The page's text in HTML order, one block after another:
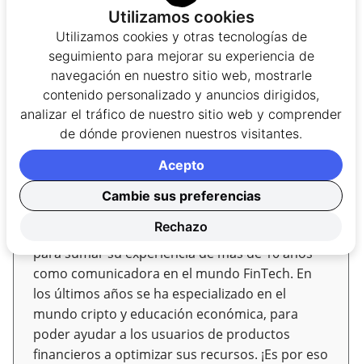
Pronto se celebrará el SBC Summit
Latinoamérica 2023
Pragmatic Play aumenta su presencia en
Argentina junto a Ondiss
Autor/a
Natalia
Experta en criptocasinos y pagos
Natalia se unió al equipo de OnlineCasinos.ar
para sumar su experiencia de más de 10 años
como comunicadora en el mundo FinTech. En
los últimos años se ha especializado en el
mundo cripto y educación económica, para
poder ayudar a los usuarios de productos
financieros a optimizar sus recursos. ¡Es por eso
Utilizamos cookies
Utilizamos cookies y otras tecnologías de
seguimiento para mejorar su experiencia de
navegación en nuestro sitio web, mostrarle
contenido personalizado y anuncios dirigidos,
analizar el tráfico de nuestro sitio web y comprender
de dónde provienen nuestros visitantes.
Cambie sus preferencias
Rechazo
Acepto